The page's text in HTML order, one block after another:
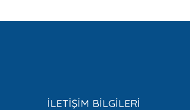
İLETİŞİM BİLGİLERİ